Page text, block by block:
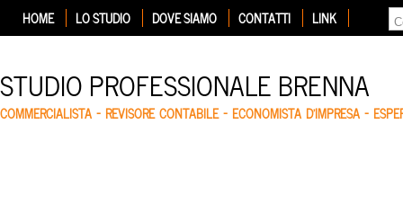
HOME LO STUDIO DOVE SIAMO CONTATTI LINK
STUDIO PROFESSIONALE BRENNA
COMMERCIALISTA – REVISORE CONTABILE – ECONOMISTA D'IMPRESA –